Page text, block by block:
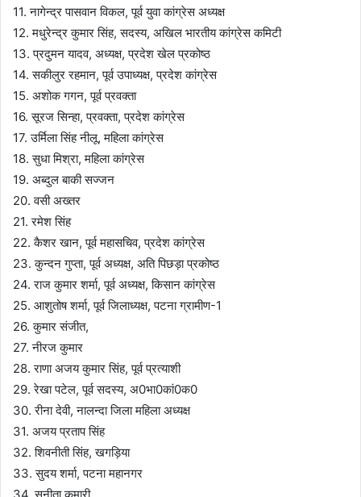
11. नागेन्द्र पासवान विकल, पूर्व युवा कांग्रेस अध्यक्ष
12. मधुरेन्द्र कुमार सिंह, सदस्य, अखिल भारतीय कांग्रेस कमिटी
13. प्रदुमन यादव, अध्यक्ष, प्रदेश खेल प्रकोष्ठ
14. सकीलुर रहमान, पूर्व उपाध्यक्ष, प्रदेश कांग्रेस
15. अशोक गगन, पूर्व प्रवक्ता
16. सूरज सिन्हा, प्रवक्ता, प्रदेश कांग्रेस
17. उर्मिला सिंह नीलू, महिला कांग्रेस
18. सुधा मिश्रा, महिला कांग्रेस
19. अब्दुल बाकी सज्जन
20. वसी अख्तर
21. रमेश सिंह
22. कैशर खान, पूर्व महासचिव, प्रदेश कांग्रेस
23. कुन्दन गुप्ता, पूर्व अध्यक्ष, अति पिछड़ा प्रकोष्ठ
24. राज कुमार शर्मा, पूर्व अध्यक्ष, किसान कांग्रेस
25. आशुतोष शर्मा, पूर्व जिलाध्यक्ष, पटना ग्रामीण-1
26. कुमार संजीत,
27. नीरज कुमार
28. राणा अजय कुमार सिंह, पूर्व प्रत्याशी
29. रेखा पटेल, पूर्व सदस्य, अ0भा0कां0क0
30. रीना देवी, नालन्दा जिला महिला अध्यक्ष
31. अजय प्रताप सिंह
32. शिवनीती सिंह, खगड़िया
33. सुदय शर्मा, पटना महानगर